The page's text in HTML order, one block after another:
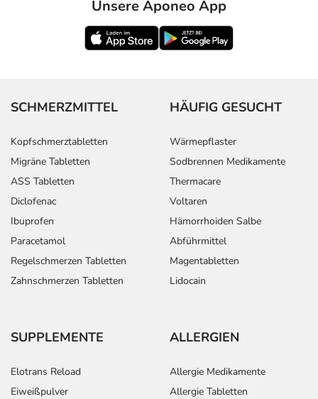
- Infektionen der oberen Atemwege
- Anfälle von Atemnot
- Anstieg der Nierenwerte (Kreatinin und Harnstoff)
- Anstieg der Leberwerte
- Veränderung des Blutbildes, wie:
- Anämie (Blutarmut)
- Leukopenie (Verminderung der Anzahl der weißen
Blutkörperchen)
- Thrombozytopenie (Verminderung der Anzahl der
Blutplättchen)
- Erhöhte Kaliumwerte
- Wassereinlagerungen (Ödeme)
- Eiweißverlust über die Niere (Eiweiß im Urin)
- Grippeähnliche Symptome
- Allgemeine Schwäche
Unsere Aponeo App
SCHMERZMITTEL
Kopfschmerztabletten
Migräne Tabletten
ASS Tabletten
Diclofenac
Ibuprofen
Paracetamol
Regelschmerzen Tabletten
Zahnschmerzen Tabletten
HÄUFIG GESUCHT
Wärmepflaster
Sodbrennen Medikamente
Thermacare
Voltaren
Hämorrhoiden Salbe
Abführmittel
Magentabletten
Lidocain
SUPPLEMENTE
Elotrans Reload
Eiweißpulver
ALLERGIEN
Allergie Medikamente
Allergie Tabletten